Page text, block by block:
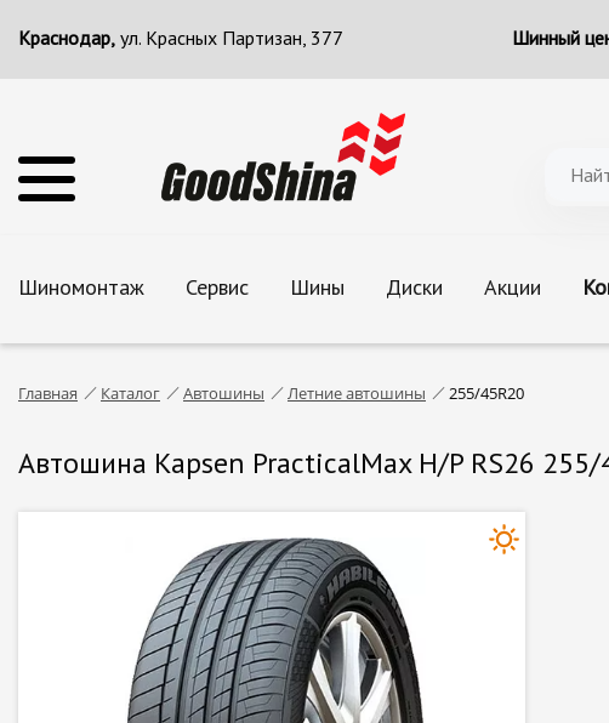
Краснодар, ул. Красных Партизан, 377 Шинный
Шиномонтаж Сервис Шины Диски Акции
Главная Каталог Автошины Летние автошины 255/45R20
Автошина Kapsen PracticalMax H/P RS26